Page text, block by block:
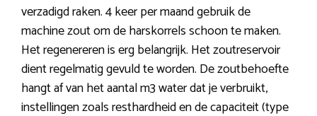
verzadigd raken. 4 keer per maand gebruik de
machine zout om de harskorrels schoon te maken.
Het regenereren is erg belangrijk. Het zoutreservoir
dient regelmatig gevuld te worden. De zoutbehoefte
hangt af van het aantal m3 water dat je verbruikt,
instellingen zoals resthardheid en de capaciteit (type